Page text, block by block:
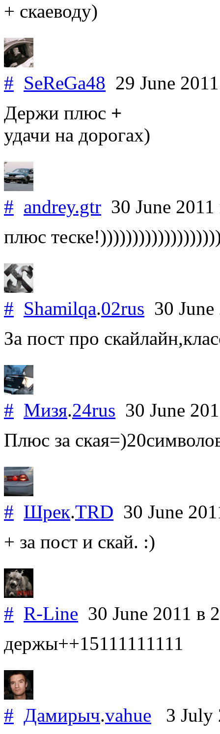
+ скаеводу)
# SeReGa48 29 June
Держи плюс +
удачи на дорогах)
# andrey.gtr 30 June 2011
плюс
# Shamilqa.02rus 30
За пост про
# Мизя.24rus 30 June
Плюс за
# Шрек.TRD 30 June
+ за пост и скай. :)
# R-Line 30 June 2011 в
держы++15111111111
# Дамирыч.vahue 3 July